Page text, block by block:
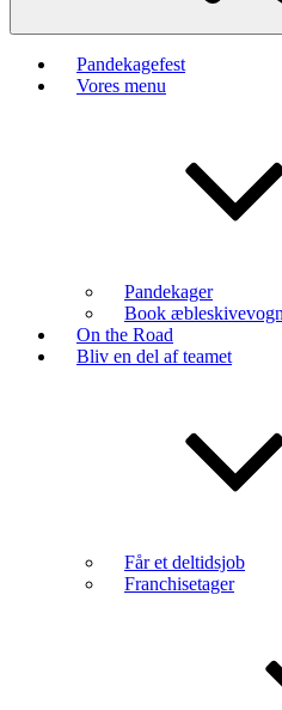
Pandekagefest
Vores menu
Pandekager
Book æbleskivevogn
On the Road
Bliv en del af teamet
Får et deltidsjob
Franchisetager